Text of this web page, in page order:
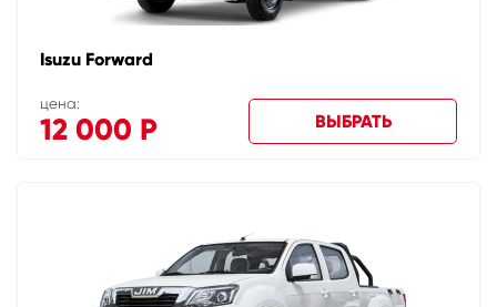
Isuzu Forward
цена:
12 000 Р ВЫБРАТЬ